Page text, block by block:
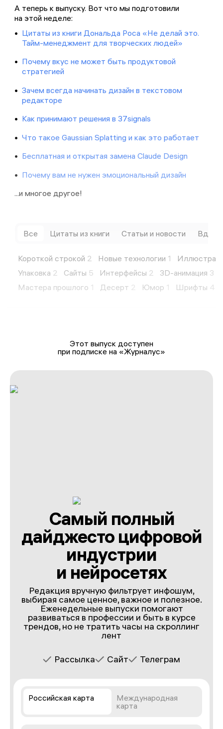
А теперь к выпуску. Вот что мы подготовили
на этой неделе:
Цитаты из книги Дональда Роса «Не делай это.
Тайм-менеджмент для творческих людей»
Почему вкус не может быть продуктовой
стратегией
Зачем всегда начинать дизайн в текстовом
редакторе
Как принимают решения в 37signals
Что такое Gaussian Splatting и как это работает
Бесплатная и открытая замена Claude Design
Почему вам не нужен эмоциональный дизайн
...и многое другое!
Все Цитаты из книги Статьи и новости
Короткой строкой 2 Новые технологии 1
Упаковка 2 Сайты 5 Интерфейсы 2 3D-анимация 3
Мастера прошлого 1 Десерт 2 Юмор 1 Шрифты 4
Этот выпуск доступен
при подписке на «Журналус»
Самый полный
дайджесто цифровой
индустрии
и нейросетях
Редакция вручную фильтрует инфошум,
выбирая самое ценное, важное и полезное.
Еженедельные выпуски помогают
развиваться в профессии и быть в курсе
трендов, но не тратить часы на скроллинг
лент
Рассылка Сайт Телеграм
Российская карта
Международная
карта